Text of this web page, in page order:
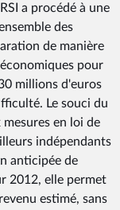
a procédé à une
des
de manière
pour
millions d'euros
Le souci du
en loi de
indépendants
anticipée de
2012, elle permet
estimé, sans